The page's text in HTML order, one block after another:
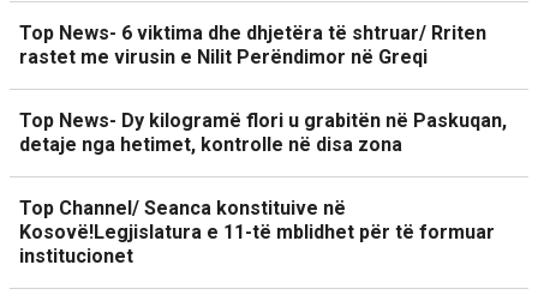
Top News- 6 viktima dhe dhjetëra të shtruar/ Rriten
rastet me virusin e Nilit Perëndimor në Greqi
Top News- Dy kilogramë flori u grabitën në Paskuqan,
detaje nga hetimet, kontrolle në disa zona
Top Channel/ Seanca konstituive në
Kosovë!Legjislatura e 11-të mblidhet për të formuar
institucionet